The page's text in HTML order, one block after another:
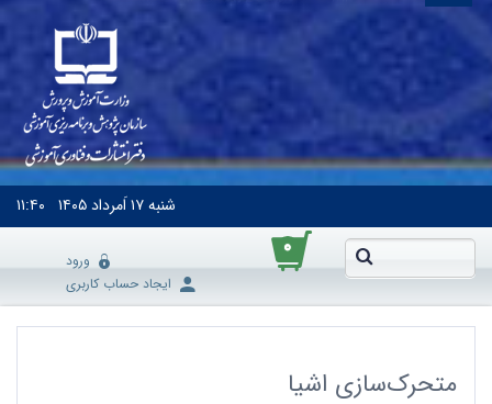
شنبه۱۷ اَمرداد ۱۴۰۵ ۱۱:۴۰
۰
ورود
ایجاد حساب کاربری
متحرک‌سازی اشیا